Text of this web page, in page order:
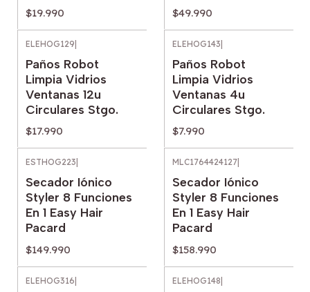
$19.990 $49.990
ELEHOG129
Paños Robot
Limpia Vidrios
Ventanas 12u
Circulares Stgo.
$17.990
ELEHOG143
Paños Robot
Limpia Vidrios
Ventanas 4u
Circulares Stgo.
$7.990
ESTHOG223
Secador Iónico
Styler 8 Funciones
En 1 Easy Hair
Pacard
$149.990
MLC1764424127
Secador Iónico
Styler 8 Funciones
En 1 Easy Hair
Pacard
$158.990
ELEHOG316| ELEHOG148|